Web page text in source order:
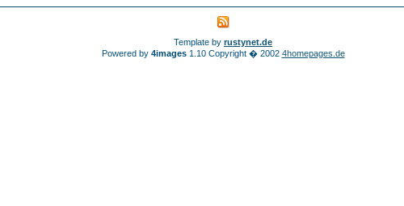
Template by rustynet.de
Powered by 4images1.10 Copyright � 2002 4homepages.de